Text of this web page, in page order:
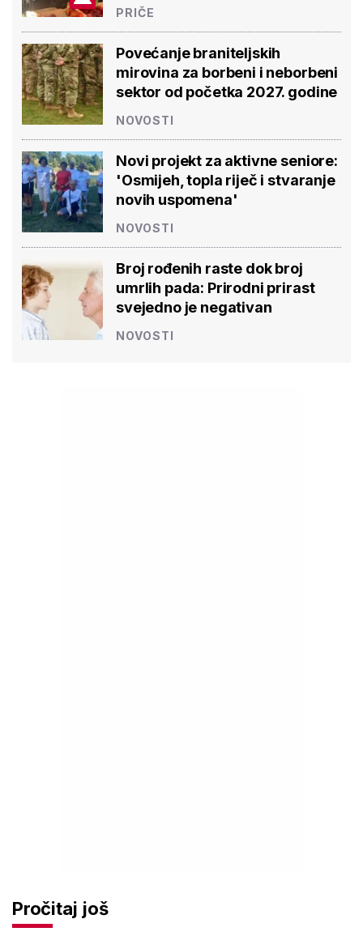
PRIČE
Povećanje braniteljskih
mirovina za borbeni i neborbeni
sektor od početka 2027. godine
NOVOSTI
Novi projekt za aktivne seniore:
'Osmijeh, topla riječ i stvaranje
novih uspomena'
NOVOSTI
Broj rođenih raste dok broj
umrlih pada: Prirodni prirast
svejedno je negativan
NOVOSTI
Pročitaj još